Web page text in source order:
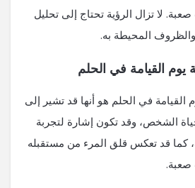
لا تزال الرؤية تحتاج إلى تحليل
المحيطة به.
القيامة في الحلم
القيامة في الحلم هو أنها قد تشير إلى
الشخص، وقد تكون إشارة لتجربة
كما قد تعكس قلق المرء من مستقبله
صعبة.